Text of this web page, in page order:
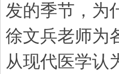
发的季节，为
徐文兵老师为
从现代医学认